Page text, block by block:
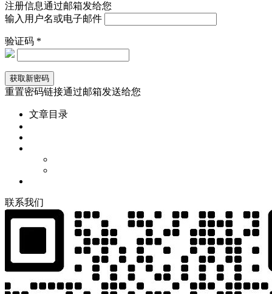
注册信息通过邮箱发给您
输入用户名或电子邮件
验证码 *
重置密码链接通过邮箱发送给您
文章目录
联系我们